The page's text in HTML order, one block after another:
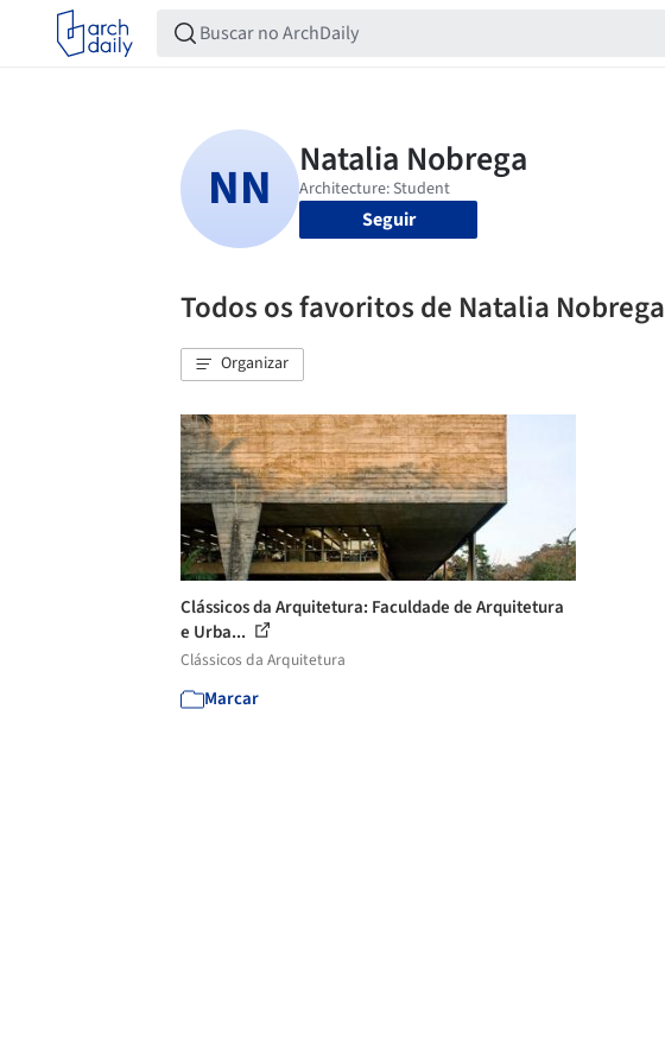
Seguir
Todos os favoritos de Natalia Nobrega
Organizar
Clássicos da Arquitetura: Faculdade de Arquitetura
e Urba...
Clássicos da Arquitetura
Marcar